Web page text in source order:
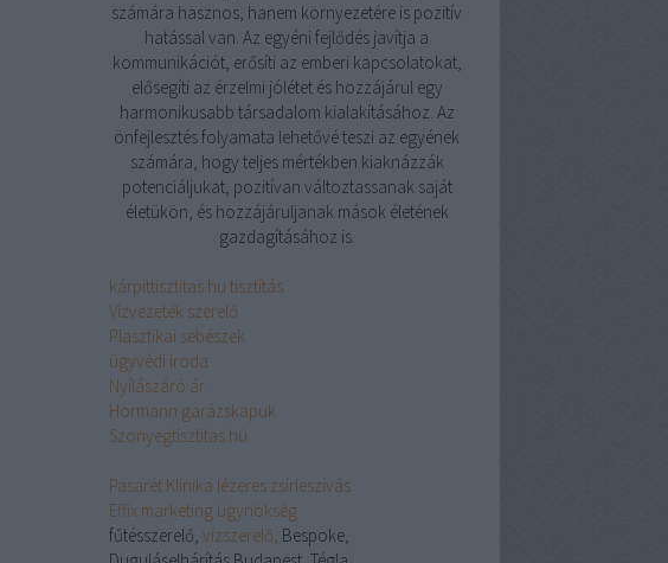
számára hasznos, hanem környezetére is pozitív
hatással van. Az egyéni fejlődés javítja a
kommunikációt, erősíti az emberi kapcsolatokat,
elősegíti az érzelmi jólétet és hozzájárul egy
harmonikusabb társadalom kialakításához. Az
önfejlesztés folyamata lehetővé teszi az egyének
számára, hogy teljes mértékben kiaknázzák
potenciáljukat, pozitívan változtassanak saját
életükön, és hozzájáruljanak mások életének
gazdagításához is.
kárpittisztitas.hu tisztítás
Vízvezeték szerelő
Plasztikai sebészek
ügyvédi iroda
Nyílászáró ár
Hörmann garázskapuk
Szonyegtisztitas.hu
Pasarét Klinika lézeres zsírleszívás
Effix marketing ügynökség
fűtésszerelő, vízszerelő, Bespoke,